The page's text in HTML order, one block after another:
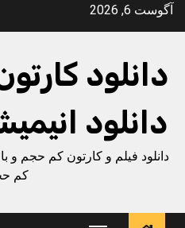
Skipآگوست 6, 2026
دانلود
دانلود
دانلود فیلم و کارتون کم حجم و
کم